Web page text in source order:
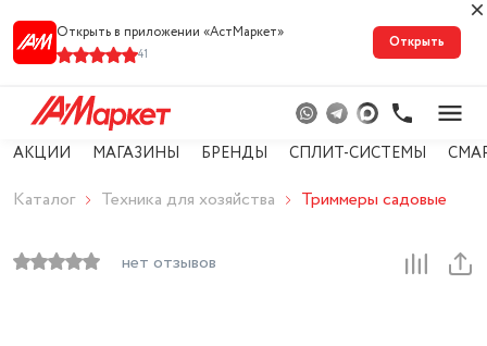
Открыть в приложении «АстМарке‪т‬»
41
Открыть
АКЦИИ МАГАЗИНЫ БРЕНДЫ СПЛИТ-СИСТЕМЫ
Каталог Техника для хозяйства Триммеры садовые
нет отзывов